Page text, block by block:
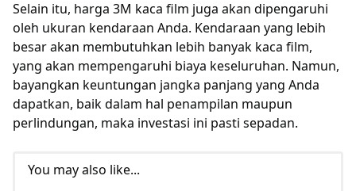
Selain itu, harga 3M kaca film juga akan dipengaruhi
oleh ukuran kendaraan Anda. Kendaraan yang lebih
besar akan membutuhkan lebih banyak kaca film,
yang akan mempengaruhi biaya keseluruhan. Namun,
bayangkan keuntungan jangka panjang yang Anda
dapatkan, baik dalam hal penampilan maupun
perlindungan, maka investasi ini pasti sepadan.
You may also like...